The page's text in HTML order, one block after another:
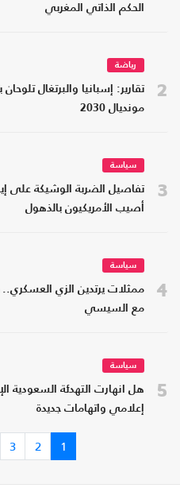
الحكم الذاتي المغربي
2
رياضة
تقارير: إسبانيا والبرتغال
مونديال 2030
3
سياسة
تفاصيل الضربة الوشيكة على
أصيب الأمريكيون بالذهول
4
سياسة
ممثلات يرتدين الزي
مع السيسي
5
سياسة
هل انهارت التهدئة السعودية
إعلامي واتهامات جديدة
1
2
3